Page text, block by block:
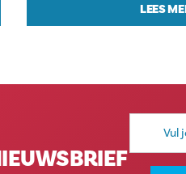
LEES
E-
mailadres